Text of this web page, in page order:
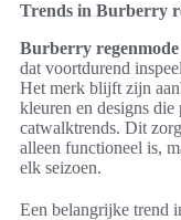
Trends in Burberry
Burberry regenmode
dat voortdurend
Het merk blijft zijn
kleuren en designs die
catwalktrends. Dit
alleen functioneel is,
elk seizoen.
Een belangrijke trend